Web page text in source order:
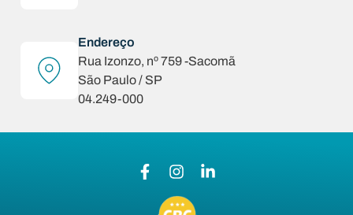
Endereço
Rua Izonzo, nº 759 -Sacomã
São Paulo / SP
04.249-000